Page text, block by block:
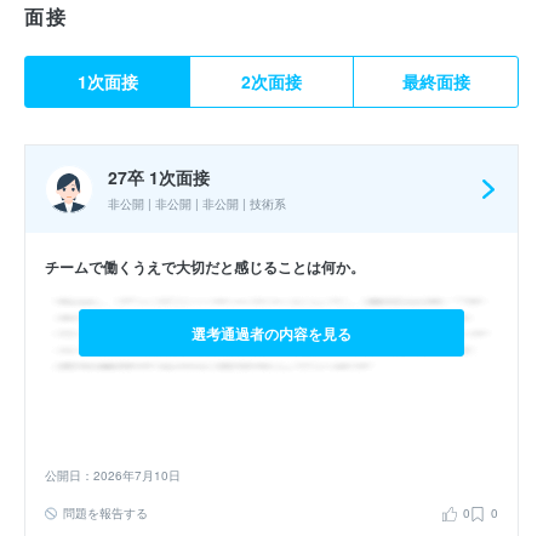
面接
1次面接 2次面接 最終面接
27卒 1次面接
非公開 | 非公開 | 非公開 | 技術系
チームで働くうえで大切だと感じることは何か。
選考通過者の内容を見る
公開日：2026年7月10日
問題を報告する 0 0